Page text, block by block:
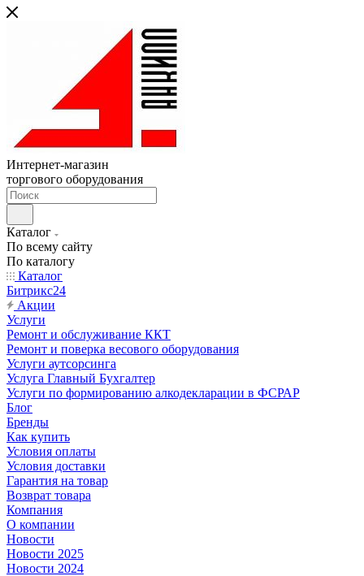
Интернет-магазин
торгового оборудования
Каталог
По всему сайту
По каталогу
Каталог
Битрикс24
Акции
Услуги
Ремонт и обслуживание ККТ
Ремонт и поверка весового оборудования
Услуги аутсорсинга
Услуга Главный Бухгалтер
Услуги по формированию алкодекларации в ФСРАР
Блог
Бренды
Как купить
Условия оплаты
Условия доставки
Гарантия на товар
Возврат товара
Компания
О компании
Новости
Новости 2025
Новости 2024